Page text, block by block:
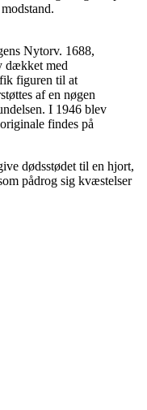
Nytorv. 1688,
dækket med
figuren til at
af en nøgen
I 1946 blev
findes på
dødsstødet til en hjort,
pådrog sig kvæstelser